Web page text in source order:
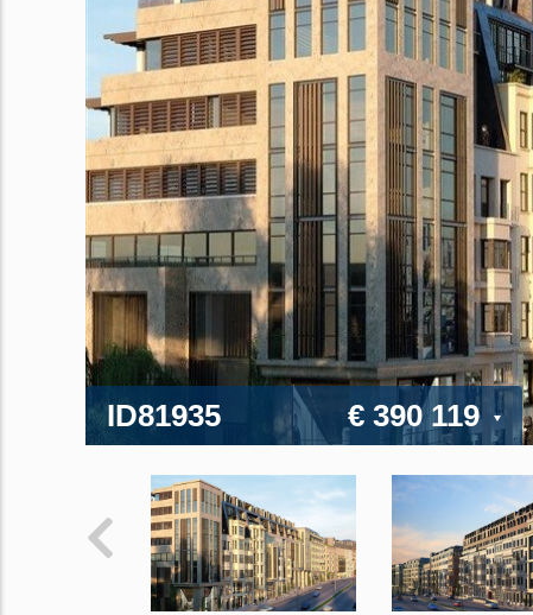
ID81935 € 390 119